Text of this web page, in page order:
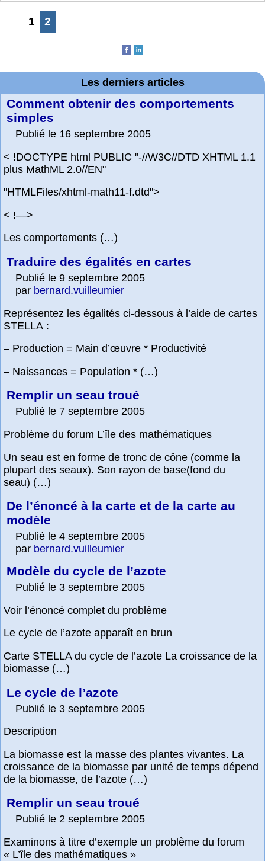
1 2
Les derniers articles
Comment obtenir des comportements
simples
Publié le 16 septembre 2005
< !DOCTYPE html PUBLIC "-//W3C//DTD XHTML 1.1
plus MathML 2.0//EN"
"HTMLFiles/xhtml-math11-f.dtd">
< !—>
Les comportements (…)
Traduire des égalités en cartes
Publié le 9 septembre 2005
par bernard.vuilleumier
Représentez les égalités ci-dessous à l’aide de cartes
STELLA :
– Production = Main d’œuvre * Productivité
– Naissances = Population * (…)
Remplir un seau troué
Publié le 7 septembre 2005
Problème du forum L’île des mathématiques
Un seau est en forme de tronc de cône (comme la
plupart des seaux). Son rayon de base(fond du
seau) (…)
De l’énoncé à la carte et de la carte au
modèle
Publié le 4 septembre 2005
par bernard.vuilleumier
Modèle du cycle de l’azote
Publié le 3 septembre 2005
Voir l’énoncé complet du problème
Le cycle de l’azote apparaît en brun
Carte STELLA du cycle de l’azote La croissance de la
biomasse (…)
Le cycle de l’azote
Publié le 3 septembre 2005
Description
La biomasse est la masse des plantes vivantes. La
croissance de la biomasse par unité de temps dépend
de la biomasse, de l’azote (…)
Remplir un seau troué
Publié le 2 septembre 2005
Examinons à titre d’exemple un problème du forum
« L’île des mathématiques »